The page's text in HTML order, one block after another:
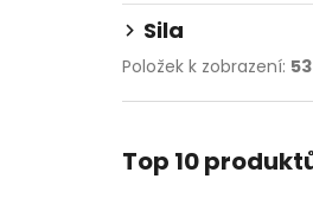
Sila
Položek k zobrazení: 53
Top 10